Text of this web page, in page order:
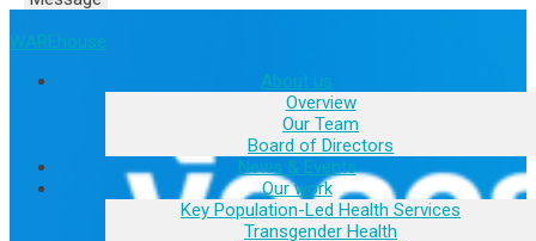
WAREhouse
About us
Overview
Our Team
Board of Directors
News & Events
Our work
Key Population-Led Health Services
Transgender Health